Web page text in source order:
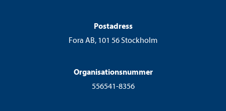
Postadress
Fora AB, 101 56 Stockholm
Organisationsnummer
556541-8356